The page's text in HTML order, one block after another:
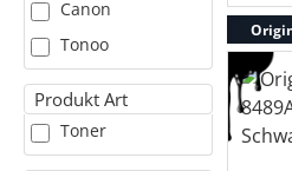
Canon
Tonoo
Produkt Art
Toner